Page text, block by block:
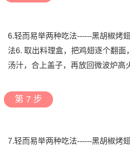
6.轻而易举两种吃法------黑胡椒烤
法6. 取出料理盒，把鸡翅逐个翻面
汤汁，合上盖子，再放回微波炉高
第 7 步
7.轻而易举两种吃法------黑胡椒烤